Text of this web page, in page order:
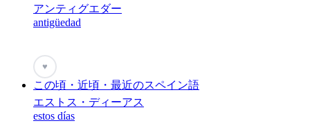
アンティグエダー
antigüedad
♥
この頃・近頃・最近のスペイン語
エストス・ディーアス
estos días